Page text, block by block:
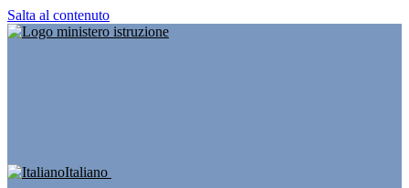
Salta al contenuto
Italiano